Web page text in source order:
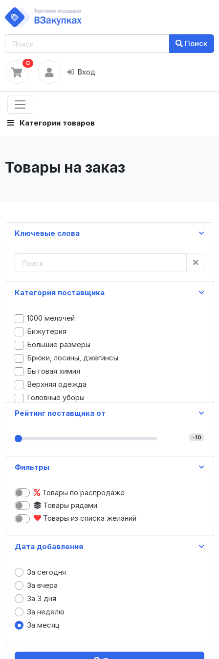
Поиск
0
Вход
Категории товаров
Товары на заказ
Ключевые слова
Категория поставщика
1000 мелочей
Бижутерия
Большие размеры
Брюки, лосины, джегинсы
Бытовая химия
Верхняя одежда
Головные уборы
Детская одежда
Домашняя одежда
Зонты
Канцтовары
Картины, модульные картины
Книги
Косметика
Маникюр
Меховые изделия
Мужская одежда
Нижнее белье
Носки, колготки
Рейтинг поставщика от
-10
Фильтры
Товары по распродаже
Товары рядами
Товары из списка желаний
Дата добавления
За сегодня
За вчера
За 3 дня
За неделю
За месяц